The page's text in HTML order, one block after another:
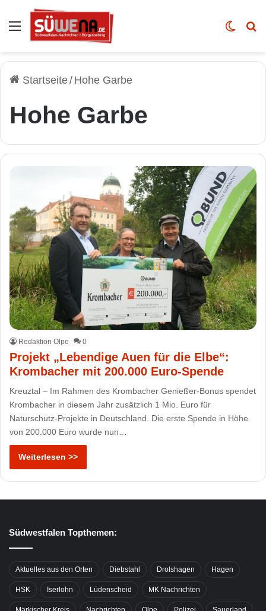
Auswahl Skin
Startseite/ Hohe Garbe
Hohe Garbe
Redaktion Olpe 0
Projekt „Lebendige Auen für die Elbe“:
Krombacher mit 200.000 Euro-Spende
Kreuztal – Im Rahmen des Krombacher Genießer-Bonus spendet
Krombacher in diesem Jahr zusätzlich 1 Mio. Euro für
Naturschutz-Projekte in Deutschland. Die erste Spende in Höhe
von 200.000 Euro wurde nun…
Weiterlesen >>
Südwestfalen Topthemen:
Aktuelles aus den Orten Diebstahl Drolshagen Hagen
HSK Iserlohn Lüdenscheid MK Nachrichten